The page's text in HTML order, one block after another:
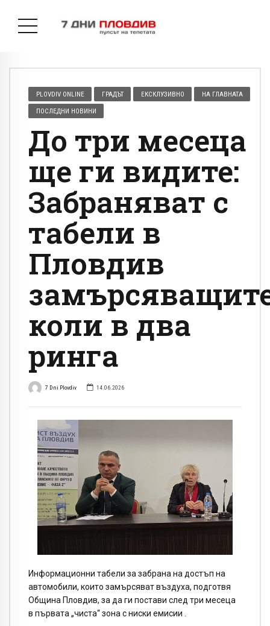
PLOVDIV ONLINE ГРАДЪТ ЕКСКЛУЗИВНО НА ГЛАВНАТА
ПОСЛЕДНИ НОВИНИ
До три месеца
ще ги видите:
Забраняват с
табели в
Пловдив
коли в два
ринга
7 Dni Plovdiv 14.06.2026
Информационни табели за забрана на достъп на
автомобили, които замърсяват въздуха, подготвя
Община Пловдив, за да ги постави след три месеца
в първата „чиста“ зона с ниски емисии .